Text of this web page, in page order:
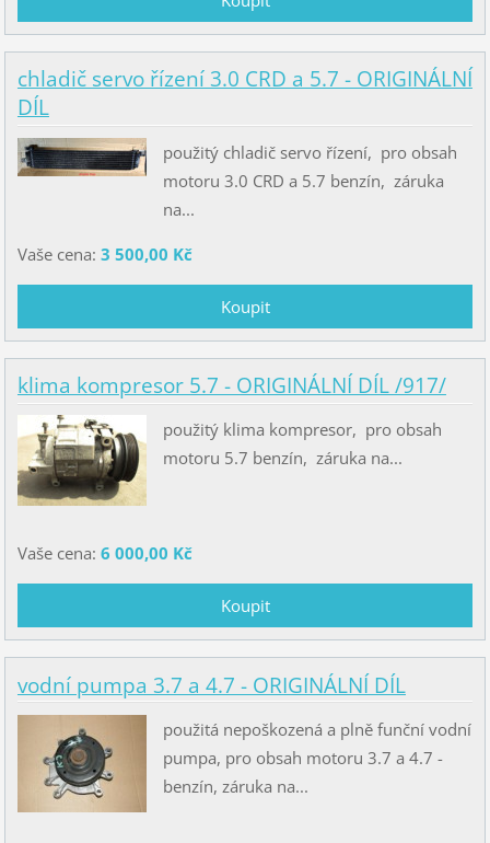
chladič servo řízení 3.0 CRD a 5.7 - ORIGINÁLNÍ
DÍL
použitý chladič servo řízení, pro obsah
motoru 3.0 CRD a 5.7 benzín, záruka
na...
Vaše cena: 3 500,00 Kč
klima kompresor 5.7 - ORIGINÁLNÍ DÍL /917/
použitý klima kompresor, pro obsah
motoru 5.7 benzín, záruka na...
Vaše cena: 6 000,00 Kč
vodní pumpa 3.7 a 4.7 - ORIGINÁLNÍ DÍL
použitá nepoškozená a plně funční vodní
pumpa, pro obsah motoru 3.7 a 4.7 -
benzín, záruka na...